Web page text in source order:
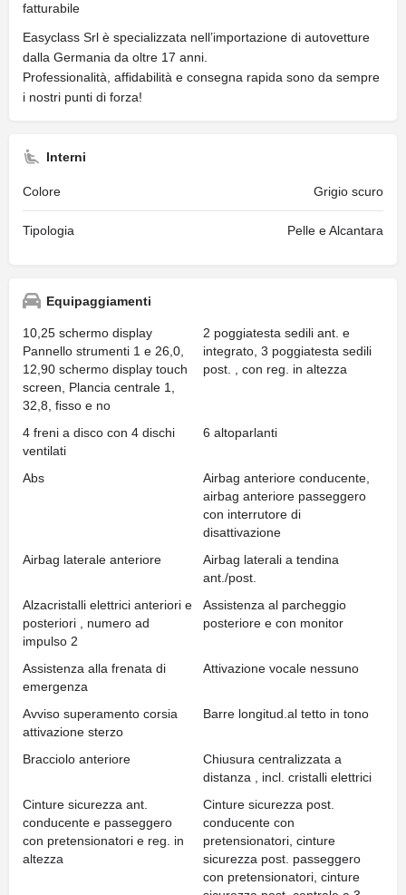
fatturabile
Easyclass Srl è specializzata nell’importazione di autovetture
dalla Germania da oltre 17 anni.
Professionalità, affidabilità e consegna rapida sono da sempre
i nostri punti di forza!
Interni
Colore Grigio scuro
Tipologia Pelle e Alcantara
Equipaggiamenti
10,25 schermo display
Pannello strumenti 1 e 26,0,
12,90 schermo display touch
screen, Plancia centrale 1,
32,8, fisso e no
2 poggiatesta sedili ant. e
integrato, 3 poggiatesta sedili
post. , con reg. in altezza
4 freni a disco con 4 dischi
ventilati
6 altoparlanti
Abs
Airbag anteriore conducente,
airbag anteriore passeggero
con interrutore di
disattivazione
Airbag laterale anteriore
Airbag laterali a tendina
ant./post.
Alzacristalli elettrici anteriori e
posteriori , numero ad
impulso 2
Assistenza al parcheggio
posteriore e con monitor
Assistenza alla frenata di
emergenza
Attivazione vocale nessuno
Avviso superamento corsia
attivazione sterzo
Barre longitud.al tetto in tono
Bracciolo anteriore
Chiusura centralizzata a
distanza , incl. cristalli elettrici
Cinture sicurezza ant.
conducente e passeggero
con pretensionatori e reg. in
altezza
Cinture sicurezza post.
conducente con
pretensionatori, cinture
sicurezza post. passeggero
con pretensionatori, cinture